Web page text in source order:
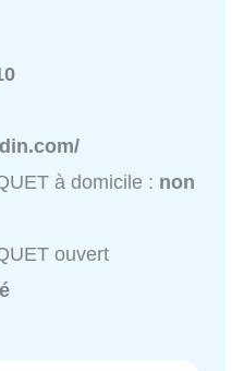
à domicile : non
ouvert